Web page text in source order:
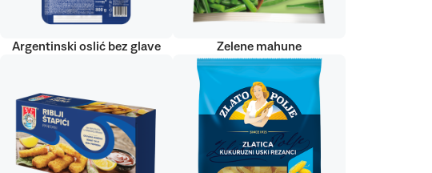
Argentinski oslić bez glave Zelene mahune